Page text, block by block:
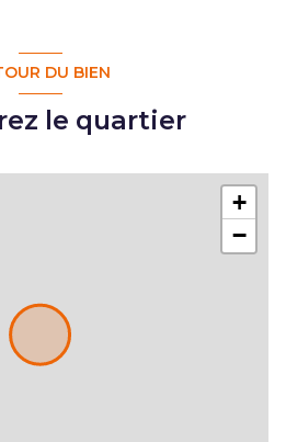
DU BIEN
le quartier
+
−